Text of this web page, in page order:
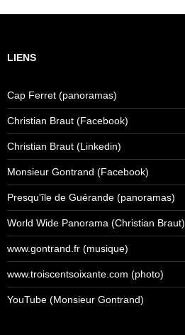
LIENS
Cap Ferret (panoramas)
Christian Braut (Facebook)
Christian Braut (Linkedin)
Monsieur Gontrand (Facebook)
Presqu'île de Guérande (panoramas)
World Wide Panorama (Christian Braut)
www.gontrand.fr (musique)
www.troiscentsoixante.com (photo)
YouTube (Monsieur Gontrand)